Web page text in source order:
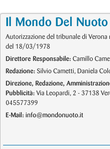
Il Mondo Del Nuoto
Autorizzazione del tribunale di Verona
del 18/03/1978
Direttore Responsabile: Camillo
Redazione: Silvio Cametti, Daniela
Direzione, Redazione,
Pubblicità: Via Leopardi, 2 - 37138
045577399
E-Mail: info@mondonuoto.it